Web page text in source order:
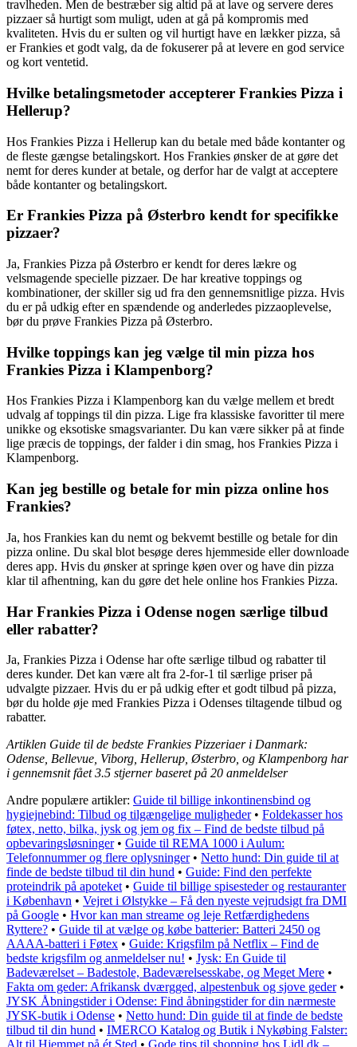
travlheden. Men de bestræber sig altid på at lave og servere deres
pizzaer så hurtigt som muligt, uden at gå på kompromis med
kvaliteten. Hvis du er sulten og vil hurtigt have en lækker pizza, så
er Frankies et godt valg, da de fokuserer på at levere en god service
og kort ventetid.
Hvilke betalingsmetoder accepterer Frankies Pizza i
Hellerup?
Hos Frankies Pizza i Hellerup kan du betale med både kontanter og
de fleste gængse betalingskort. Hos Frankies ønsker de at gøre det
nemt for deres kunder at betale, og derfor har de valgt at acceptere
både kontanter og betalingskort.
Er Frankies Pizza på Østerbro kendt for specifikke
pizzaer?
Ja, Frankies Pizza på Østerbro er kendt for deres lækre og
velsmagende specielle pizzaer. De har kreative toppings og
kombinationer, der skiller sig ud fra den gennemsnitlige pizza. Hvis
du er på udkig efter en spændende og anderledes pizzaoplevelse,
bør du prøve Frankies Pizza på Østerbro.
Hvilke toppings kan jeg vælge til min pizza hos
Frankies Pizza i Klampenborg?
Hos Frankies Pizza i Klampenborg kan du vælge mellem et bredt
udvalg af toppings til din pizza. Lige fra klassiske favoritter til mere
unikke og eksotiske smagsvarianter. Du kan være sikker på at finde
lige præcis de toppings, der falder i din smag, hos Frankies Pizza i
Klampenborg.
Kan jeg bestille og betale for min pizza online hos
Frankies?
Ja, hos Frankies kan du nemt og bekvemt bestille og betale for din
pizza online. Du skal blot besøge deres hjemmeside eller downloade
deres app. Hvis du ønsker at springe køen over og have din pizza
klar til afhentning, kan du gøre det hele online hos Frankies Pizza.
Har Frankies Pizza i Odense nogen særlige tilbud
eller rabatter?
Ja, Frankies Pizza i Odense har ofte særlige tilbud og rabatter til
deres kunder. Det kan være alt fra 2-for-1 til særlige priser på
udvalgte pizzaer. Hvis du er på udkig efter et godt tilbud på pizza,
bør du holde øje med Frankies Pizza i Odenses tiltagende tilbud og
rabatter.
Artiklen Guide til de bedste Frankies Pizzeriaer i Danmark:
Odense, Bellevue, Viborg, Hellerup, Østerbro, og Klampenborg har
i gennemsnit fået3.5 stjerner baseret på 20 anmeldelser
Andre populære artikler: Guide til billige inkontinensbind og
hygiejnebind: Tilbud og tilgængelige muligheder• Foldekasser hos
føtex, netto, bilka, jysk og jem og fix – Find de bedste tilbud på
opbevaringsløsninger• Guide til REMA 1000 i Aulum:
Telefonnummer og flere oplysninger• Netto hund: Din guide til at
finde de bedste tilbud til din hund • Guide: Find den perfekte
proteindrik på apoteket • Guide til billige spisesteder og restauranter
i København • Vejret i Ølstykke – Få den nyeste vejrudsigt fra DMI
på Google • Hvor kan man streame og leje Retfærdighedens
Ryttere? • Guide til at vælge og købe batterier: Batteri 2450 og
AAAA-batteri i Føtex • Guide: Krigsfilm på Netflix – Find de
bedste krigsfilm og anmeldelser nu! • Jysk: En Guide til
Badeværelset – Badestole, Badeværelsesskabe, og Meget Mere •
Fakta om geder: Afrikansk dværgged, alpestenbuk og sjove geder•
JYSK Åbningstider i Odense: Find åbningstider for din nærmeste
JYSK-butik i Odense • Netto hund: Din guide til at finde de bedste
tilbud til din hund • IMERCO Katalog og Butik i Nykøbing Falster: